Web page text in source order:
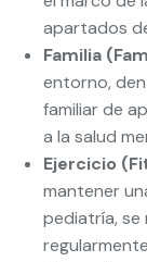
apartados
Familia
entorno,
familiar de
a la salud
Ejercicio
mantener
pediatría, se